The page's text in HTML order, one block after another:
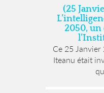
(25
2050, un
Ce 25
Iteanu était